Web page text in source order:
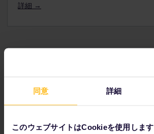
同意 詳細
このウェブサイトはCookieを使用します
詳細 →
詳細 →